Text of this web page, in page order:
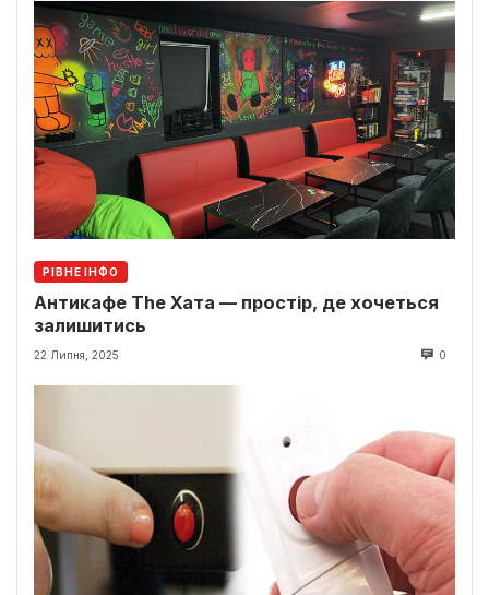
РІВНЕ ІНФО
Антикафе The Хата — простір, де хочеться
залишитись
22 Липня, 2025 0